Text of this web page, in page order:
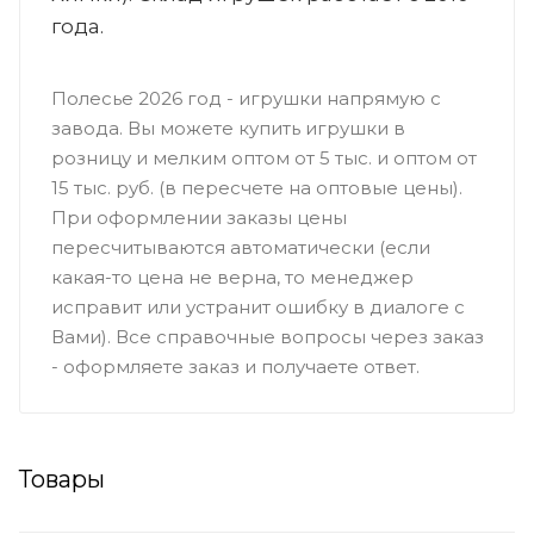
года.
Полесье 2026 год - игрушки напрямую с
завода. Вы можете купить игрушки в
розницу и мелким оптом от 5 тыс. и оптом от
15 тыс. руб. (в пересчете на оптовые цены).
При оформлении заказы цены
пересчитываются автоматически (если
какая-то цена не верна, то менеджер
исправит или устранит ошибку в диалоге с
Вами). Все справочные вопросы через заказ
- оформляете заказ и получаете ответ.
Товары